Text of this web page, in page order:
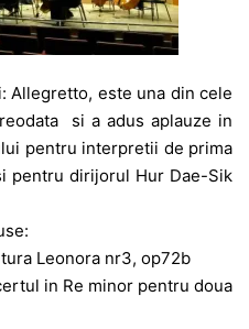
Allegretto, este una din cele
si a adus aplauze in
pentru interpretii de prima
pentru dirijorul Hur Dae-Sik
Leonora nr3, op72b
in Re minor pentru doua